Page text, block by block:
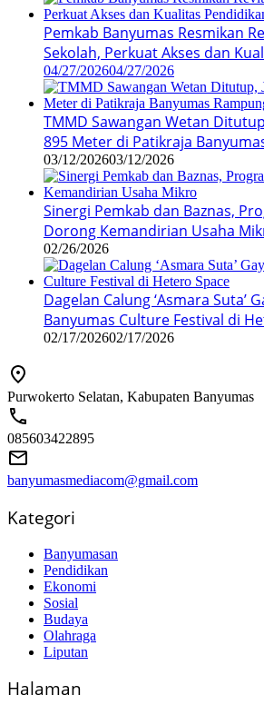
Pemkab Banyumas Resmikan
Sekolah, Perkuat Akses dan
04/27/202604/27/2026
TMMD Sawangan Wetan
895 Meter di Patikraja
03/12/202603/12/2026
Sinergi Pemkab dan Baznas,
Dorong Kemandirian Usaha
02/26/2026
Dagelan Calung ‘Asmara Suta’
Banyumas Culture Festival di
02/17/202602/17/2026
Purwokerto Selatan, Kabupaten Banyumas
085603422895
banyumasmediacom@gmail.com
Kategori
Banyumasan
Pendidikan
Ekonomi
Sosial
Budaya
Olahraga
Liputan
Halaman